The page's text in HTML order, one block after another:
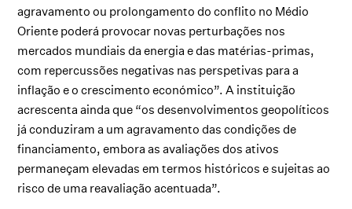
agravamento ou prolongamento do conflito no Médio
Oriente poderá provocar novas perturbações nos
mercados mundiais da energia e das matérias-primas,
com repercussões negativas nas perspetivas para a
inflação e o crescimento económico”. A instituição
acrescenta ainda que “os desenvolvimentos geopolíticos
já conduziram a um agravamento das condições de
financiamento, embora as avaliações dos ativos
permaneçam elevadas em termos históricos e sujeitas ao
risco de uma reavaliação acentuada”.